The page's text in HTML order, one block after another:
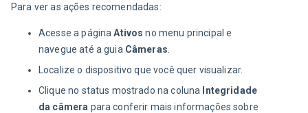
Para ver as ações recomendadas:
Acesse a páginaAtivos no menu principal e
navegue até a guia Câmeras
Localize o dispositivo que você quer visualizar.
Clique no status mostrado na coluna
Integridade
da câmera para conferir mais informações sobre